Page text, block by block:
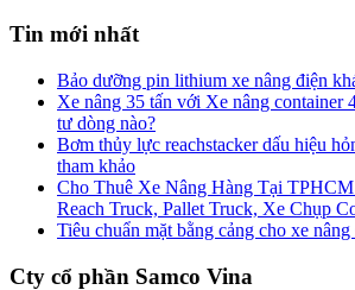
Tin mới nhất
Bảo dưỡng pin lithium xe nâng điện
Xe nâng 35 tấn với Xe nâng container
tư dòng nào?
Bơm thủy lực reachstacker dấu hiệu
tham khảo
Cho Thuê Xe Nâng Hàng Tại
Reach Truck, Pallet Truck, Xe Chụp
Tiêu chuẩn mặt bằng cảng cho xe
Cty cổ phần Samco Vina